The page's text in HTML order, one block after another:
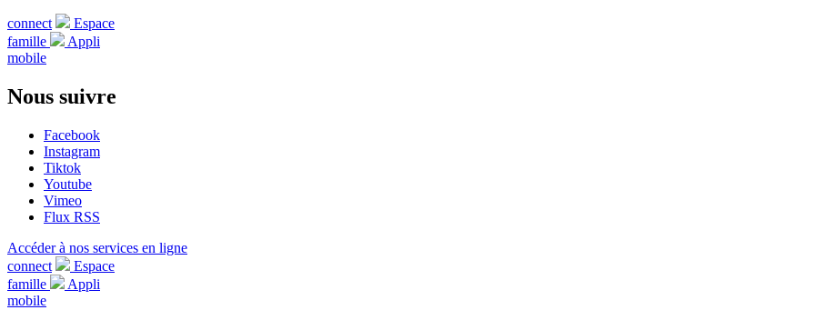
connect
Espace
famille
Appli
mobile
Nous suivre
Facebook
Instagram
Tiktok
Youtube
Vimeo
Flux RSS
Accéder à nos services en ligne
connect
Espace
famille
Appli
mobile